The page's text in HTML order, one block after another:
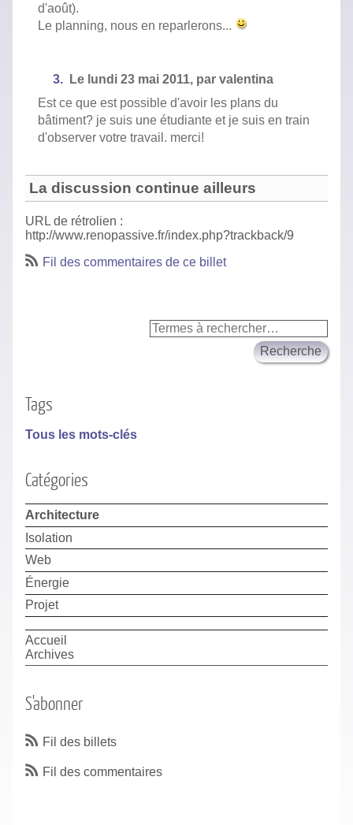
d'août).
Le planning, nous en reparlerons...
3. Le lundi 23 mai 2011, par valentina
Est ce que est possible d'avoir les plans du
bâtiment? je suis une étudiante et je suis en train
d'observer votre travail. merci!
La discussion continue ailleurs
URL de rétrolien :
http://www.renopassive.fr/index.php?trackback/9
Fil des commentaires de ce billet
Tags
Tous les mots-clés
Catégories
Architecture
Isolation
Web
Énergie
Projet
Accueil
Archives
S'abonner
Fil des billets
Fil des commentaires